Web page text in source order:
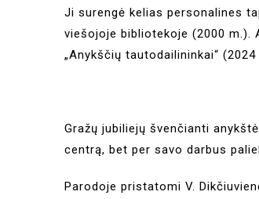
Ji surengė kelias personalines
viešojoje bibliotekoje (2000 m.).
„Anykščių tautodailininkai“ (2024
Gražų jubiliejų švenčianti
centrą, bet per savo darbus
Parodoje pristatomi V.